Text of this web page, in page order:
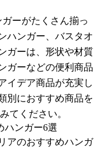
ーがたくさん揃っ
ハンガー、バスタオ
ガーは、形状や材質
ガーなどの便利商品
イデア商品が充実し
別におすすめ商品を
てください。
ハンガー6選
アのおすすめハンガ